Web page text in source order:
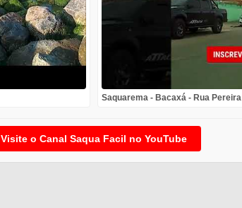
Saquarema - Bacaxá - Rua Pereira
Visite o Canal Saqua Facil no YouTube